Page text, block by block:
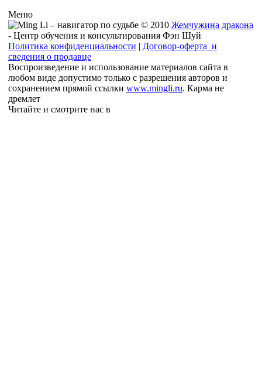
Меню
© 2010 Жемчужина дракона
- Центр обучения и консультирования Фэн Шуй
Политика конфиденциальности | Договор-оферта и
сведения о продавце
Воспроизведение и использование материалов сайта в
любом виде допустимо только с разрешения авторов и
сохранением прямой ссылки www.mingli.ru. Карма не
дремлет
Читайте и смотрите нас в